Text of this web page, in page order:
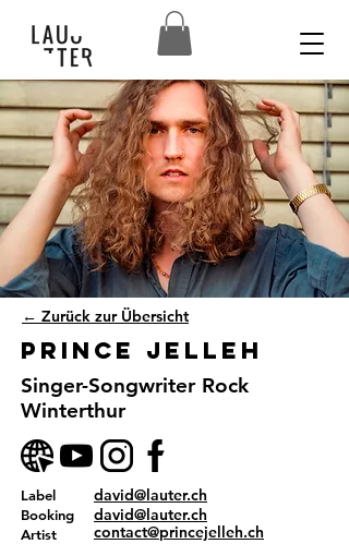
← Zurück zur Übersicht
Prince Jelleh
Singer-Songwriter Rock
Winterthur
Label
Booking
Artist
david@lauter.ch
david@lauter.ch
contact@princejelleh.ch